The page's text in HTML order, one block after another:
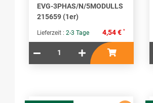
EVG-3PHAS/N/5MODULLS
215659 (1er)
Lieferzeit : 2-3 Tage 4,54 € *